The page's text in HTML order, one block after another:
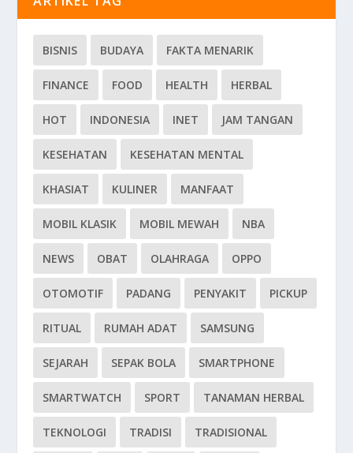
BISNIS BUDAYA FAKTA MENARIK
FINANCE FOOD HEALTH HERBAL
HOT INDONESIA INET JAM TANGAN
KESEHATAN KESEHATAN MENTAL
KHASIAT KULINER MANFAAT
MOBIL KLASIK MOBIL MEWAH NBA
NEWS OBAT OLAHRAGA OPPO
OTOMOTIF PADANG PENYAKIT PICKUP
RITUAL RUMAH ADAT SAMSUNG
SEJARAH SEPAK BOLA SMARTPHONE
SMARTWATCH SPORT TANAMAN HERBAL
TEKNOLOGI TRADISI TRADISIONAL